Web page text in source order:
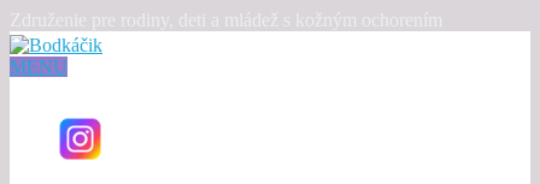
Združenie pre rodiny, deti a mládež s kožným ochorením
MENU